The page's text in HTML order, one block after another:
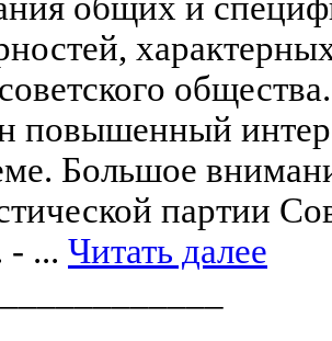
повышенный
Большое
партии
- ... Читать далее